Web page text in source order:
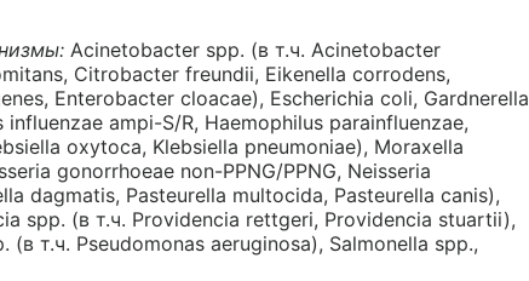
Acinetobacter spp. (в т.ч. Acinetobacter
Citrobacter freundii, Eikenella corrodens,
Enterobacter cloacae), Escherichia coli, Gardnerella
ampi-S/R, Haemophilus parainfluenzae,
oxytoca, Klebsiella pneumoniae), Moraxella
gonorrhoeae non-PPNG/PPNG, Neisseria
dagmatis, Pasteurella multocida, Pasteurella canis),
spp. (в т.ч. Providencia rettgeri, Providencia stuartii),
(в т.ч. Pseudomonas aeruginosa), Salmonella spp.,